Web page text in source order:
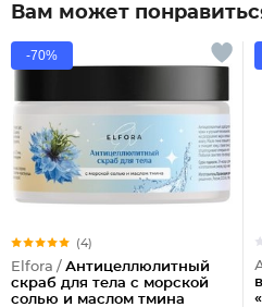
Вам может
-70%
(4)
Elfora / Антицеллюлитный
скраб для тела с морской
солью и маслом тмина